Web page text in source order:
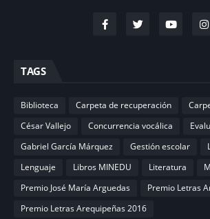
TAGS
Biblioteca Carpeta de recuperación
César Vallejo
Concurrencia vocálica
Gabriel García Márquez
Gestión escolar
Lenguaje
Libros MINEDU Literatura
Premio José María Arguedas
Premio Letras
Premio Letras Arequipeñas 2016